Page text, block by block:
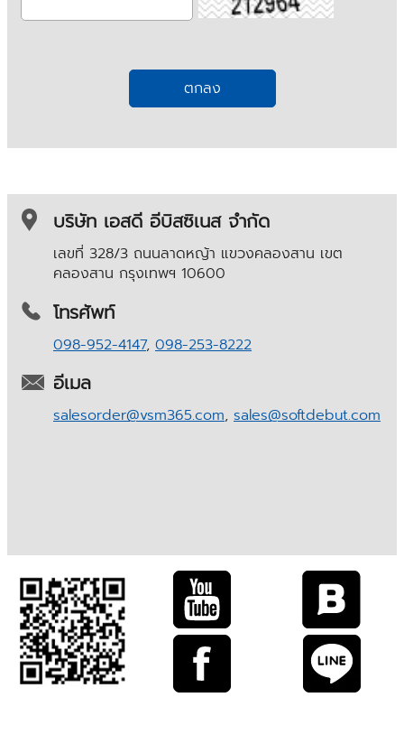
บริษัท เอสดี อีบิสซิเนส จำกัด
เลขที่ 328/3 ถนนลาดหญ้า แขวงคลองสาน เขต
คลองสาน กรุงเทพฯ 10600
โทรศัพท์
098-952-4147, 098-253-8222
อีเมล
salesorder@vsm365.com, sales@softdebut.com